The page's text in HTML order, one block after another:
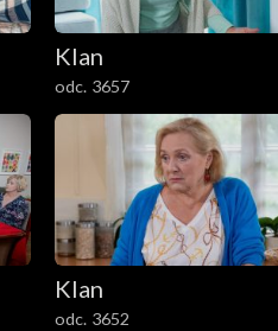
Klan
odc. 3657
Klan
odc. 3652